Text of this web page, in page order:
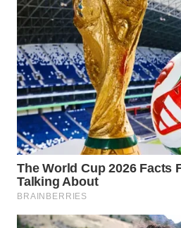
SAMOSIR
WN
PADANG
LAWAS
WN
SUMEDANG
WN
CIANJUR
WN